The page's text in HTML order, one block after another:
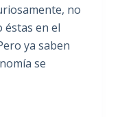
no
éstas en el
ya saben
se